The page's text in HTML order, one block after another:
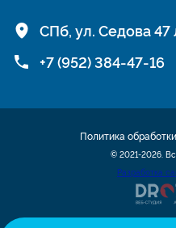
СПб, ул. Седова 47
+7 (952) 384-47-16
© 2021-2026.
Разработка
Политика